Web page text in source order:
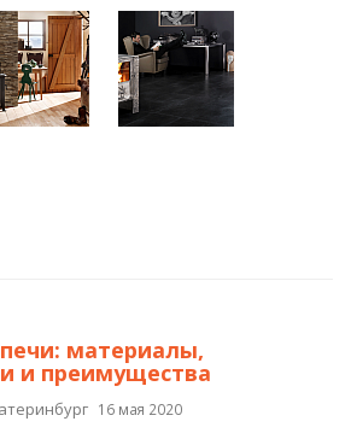
материалы,
и преимущества
16 мая 2020